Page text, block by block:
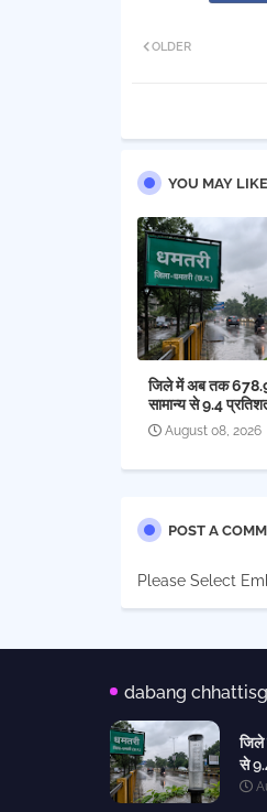
OLDER
YOU MAY LIKE
जिले में अब तक 678.9
सामान्य से 9.4
August 08, 2026
POST A
Please Select
dabang
जिले
से